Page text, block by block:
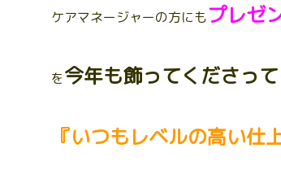
ケアマネージャーの方にもプレゼ
を今年も飾ってくださっ
『いつもレベルの高い仕